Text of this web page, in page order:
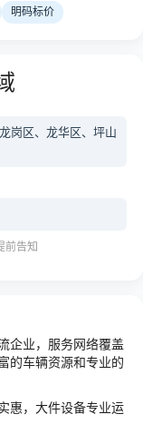
明码标价
岗区、龙华区、坪山
前告知
企业，服务网络覆盖
的车辆资源和专业的
惠，大件设备专业运